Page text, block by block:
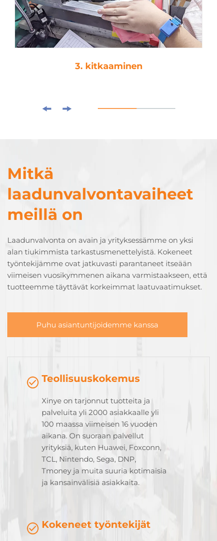
4. tippaamat
Mitkä
laadunvalvontavaiheet
meillä on
Laadunvalvonta on avain ja yrityksessämme on yksi
alan tiukimmista tarkastusmenettelyistä. Kokeneet
työntekijämme ovat jatkuvasti parantaneet itseään
viimeisen vuosikymmenen aikana varmistaakseen, että
tuotteemme täyttävät korkeimmat laatuvaatimukset.
Puhu asiantuntijoidemme kanssa
Teollisuuskokemus
Xinye on tarjonnut tuotteita ja
palveluita yli 2000 asiakkaalle yli
100 maassa viimeisen 16 vuoden
aikana. On suoraan palvellut
yrityksiä, kuten Huawei, Foxconn,
TCL, Nintendo, Sega, DNP,
Tmoney ja muita suuria kotimaisia
ja kansainvälisiä asiakkaita.
Kokeneet työntekijät